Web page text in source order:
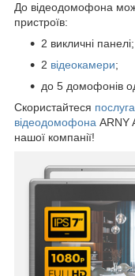
До відеодомофона
пристроїв:
2 викличні панелі;
2 відеокамери;
до 5 домофонів
Скористайтеся
відеодомофона ARNY
нашої компанії!